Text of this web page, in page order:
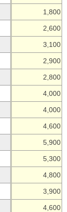
1,800
2,600
3,100
2,900
2,800
4,000
4,000
4,600
5,900
5,300
4,800
3,900
4,600